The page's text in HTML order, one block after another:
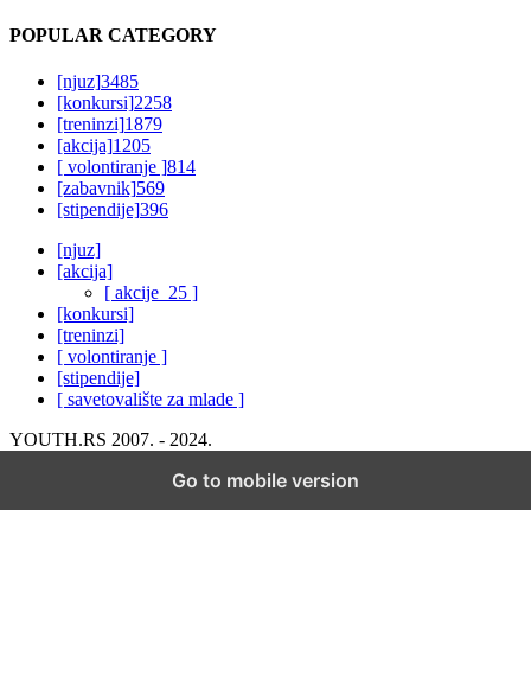
POPULAR CATEGORY
[njuz]3485
[konkursi]2258
[treninzi]1879
[akcija]1205
[ volontiranje ]814
[zabavnik]569
[stipendije]396
[njuz]
[akcija]
[ akcije_25 ]
[konkursi]
[treninzi]
[ volontiranje ]
[stipendije]
[ savetovalište za mlade ]
YOUTH.RS 2007. - 2024.
Go to mobile version